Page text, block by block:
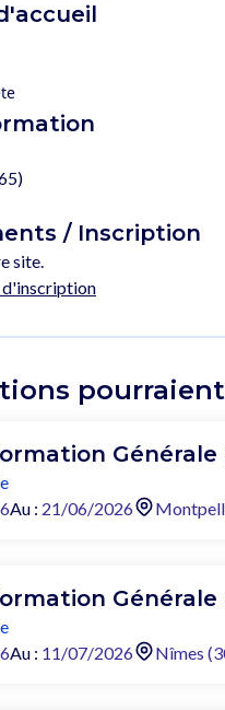
/ Inscription
site.
d'inscription
Au : 21/06/2026
Au : 11/07/2026 Nîmes